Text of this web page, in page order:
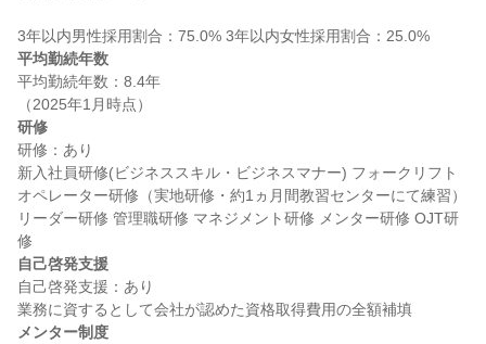
平均勤続年数
平均勤続年数：8.4年
研修
研修：あり
新入社員研修(ビジネススキル・ビジネスマナー) フォークリフト
オペレーター研修（実地研修・約1ヵ月間教習センターにて練習）
リーダー研修 管理職研修 マネジメント研修 メンター研修 OJT研
自己啓発支援
自己啓発支援：あり
メンター制度